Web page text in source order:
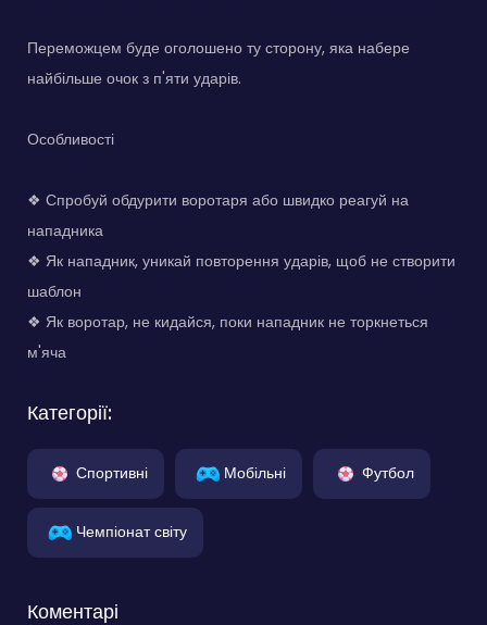
Переможцем буде оголошено ту сторону, яка набере
найбільше очок з п'яти ударів.
Особливості
❖ Спробуй обдурити воротаря або швидко реагуй на
нападника
❖ Як нападник, уникай повторення ударів, щоб не створити
шаблон
❖ Як воротар, не кидайся, поки нападник не торкнеться
м'яча
Категорії:
Спортивні Мобільні Футбол
Чемпіонат світу
Коментарі